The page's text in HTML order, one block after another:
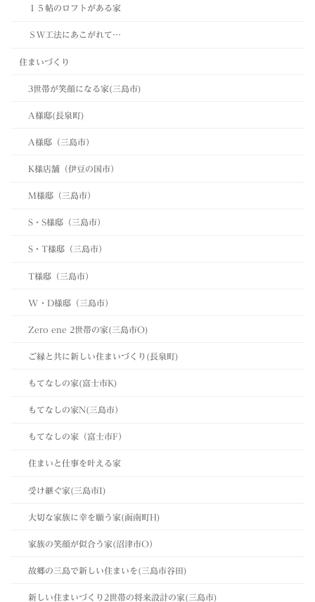
１５帖のロフトがある家
ＳＷ工法にあこがれて…
住まいづくり
3世帯が笑顔になる家(三島市)
A様邸(長泉町)
A様邸（三島市）
K様店舗（伊豆の国市）
M様邸（三島市）
S・S様邸（三島市）
S・T様邸（三島市）
T様邸（三島市）
W・D様邸（三島市）
Zero ene 2世帯の家(三島市O)
ご縁と共に新しい住まいづくり(長泉町)
もてなしの家(富士市K)
もてなしの家N(三島市）
もてなしの家（富士市F）
住まいと仕事を叶える家
受け継ぐ家(三島市I)
大切な家族に幸を願う家(函南町H)
家族の笑顔が似合う家(沼津市O）
故郷の三島で新しい住まいを(三島市谷田)
新しい住まいづくり2世帯の将来設計の家(三島市)